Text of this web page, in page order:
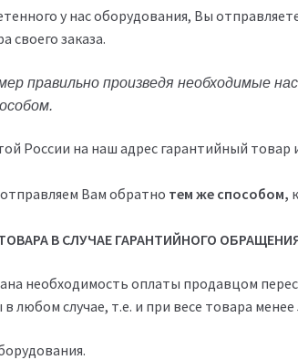
у нас оборудования, Вы
своего заказа.
правильно произведя необходимые
России на наш адрес гарантийный товар
Вам обратно тем же способом,
В СЛУЧАЕ ГАРАНТИЙНОГО
необходимость оплаты продавцом
любом случае, т.е. и при весе товара менее